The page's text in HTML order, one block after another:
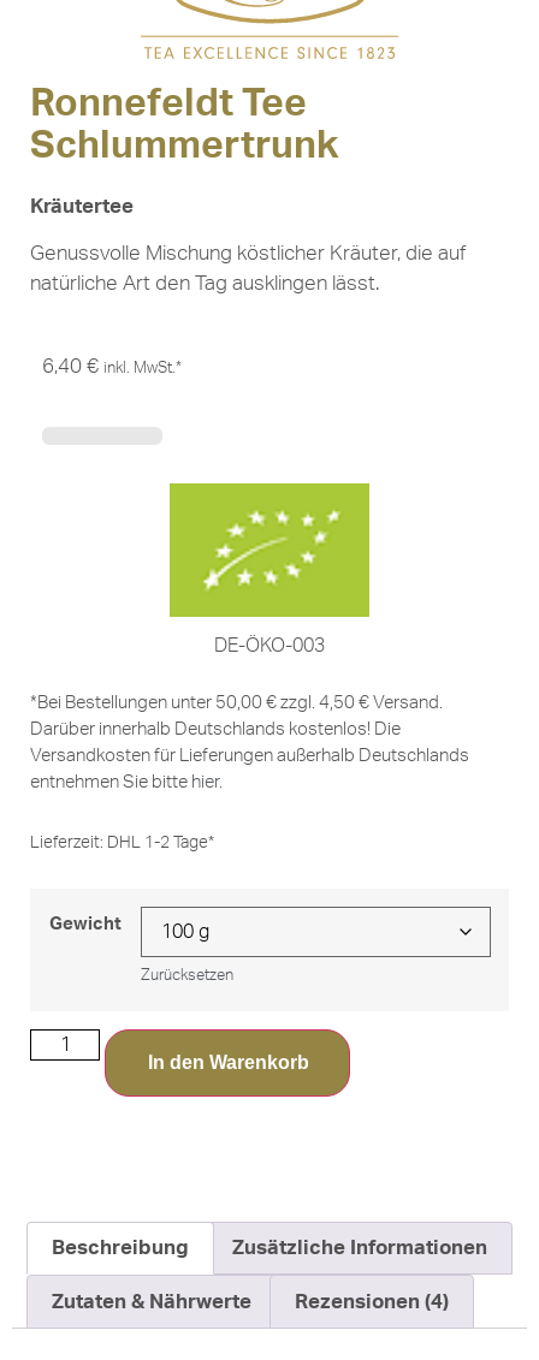
Ronnefeldt Tee
Schlummertrunk
Kräutertee
Genussvolle Mischung köstlicher Kräuter, die auf
natürliche Art den Tag ausklingen lässt.
6,40 € inkl. MwSt.*
DE-ÖKO-003
*Bei Bestellungen unter 50,00 € zzgl. 4,50 € Versand.
Darüber innerhalb Deutschlands kostenlos! Die
Versandkosten für Lieferungen außerhalb Deutschlands
entnehmen Sie bitte hier.
Lieferzeit: DHL 1-2 Tage*
Gewicht
Zurücksetzen
In den Warenkorb
Beschreibung Zusätzliche Informationen
Zutaten & Nährwerte Rezensionen (4)